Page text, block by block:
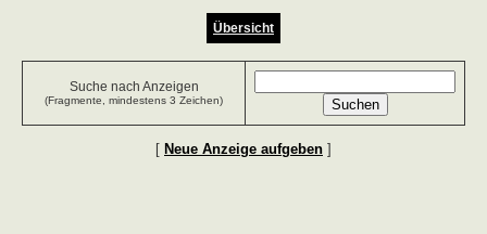
Übersicht
Suche nach Anzeigen
(Fragmente, mindestens 3 Zeichen)
[ Neue Anzeige aufgeben ]